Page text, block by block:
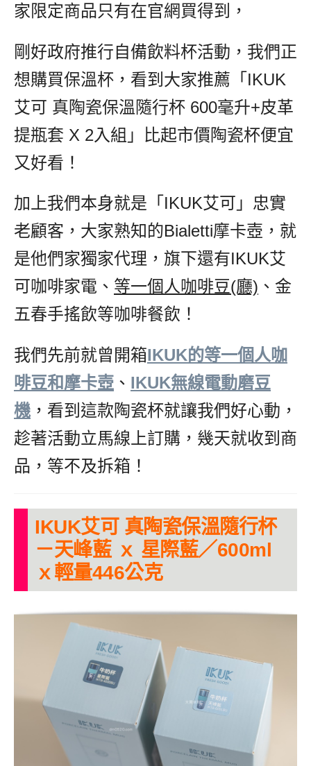
家限定商品只有在官網買得到，
剛好政府推行自備飲料杯活動，我們正
想購買保溫杯，看到大家推薦「IKUK
艾可 真陶瓷保溫隨行杯 600毫升+皮革
提瓶套 X 2入組」比起市價陶瓷杯便宜
又好看！
加上我們本身就是「IKUK艾可」忠實
老顧客，大家熟知的Bialetti摩卡壺，就
是他們家獨家代理，旗下還有IKUK艾
可咖啡家電、 等一個人咖啡豆(廳) 、金
五春手搖飲等咖啡餐飲！
我們先前就曾開箱IKUK的等一個人咖
啡豆和摩卡壺 、 IKUK無線電動磨豆
機 ，看到這款陶瓷杯就讓我們好心動，
趁著活動立馬線上訂購，幾天就收到商
品，等不及拆箱！
IKUK艾可 真陶瓷保溫隨行杯
－天峰藍 ｘ 星際藍／600ml
ｘ輕量446公克